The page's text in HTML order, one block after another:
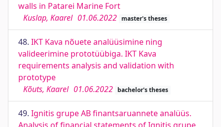
walls in Patarei Marine Fort
Kuslap, Kaarel 01.06.2022 master's theses
48. IKT Kava nõuete analüüsimine ning
valideerimine prototüübiga. IKT Kava
requirements analysis and validation with
prototype
Kõuts, Kaarel 01.06.2022 bachelor's theses
49. Ignitis grupe AB finantsaruannete analüüs.